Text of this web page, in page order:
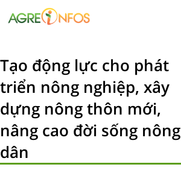
Tạo động lực cho phát
triển nông nghiệp, xây
dựng nông thôn mới,
nâng cao đời sống nông
dân